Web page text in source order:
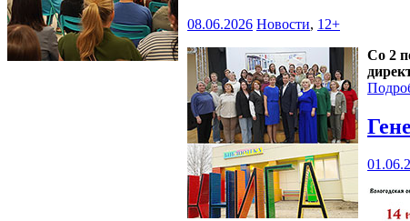
08.06.2026 Новости, 12+
Со 2